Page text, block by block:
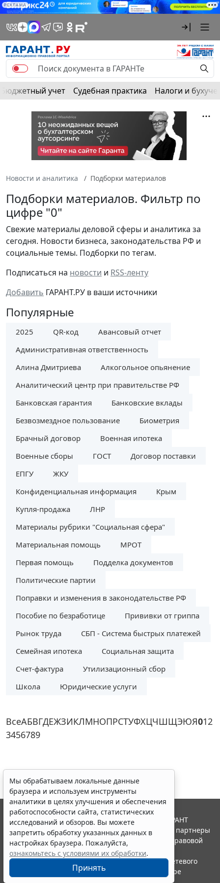
РЕКЛАМА
Бюджетный учет Судебная практика Налоги и
Новости и аналитика Подборки материалов
Подборки материалов. Фильтр по
цифре "0"
Cвежие материалы деловой сферы и аналитика за
сегодня. Новости бизнеса, законодательства РФ и
социальные темы. Подборки по тегам.
Подписаться на новости и RSS-ленту
Добавить ГАРАНТ.РУ в ваши источники
Популярные
2025 QR-код
Авансовый отчет
Административная ответственность
Алина Дмитриева
Алкогольное опьянение
Аналитический центр при правительстве РФ
Банковская гарантия
Банковские вклады
Безвозмездное пользование
Биометрия
Брачный договор
Военная ипотека
Военные сборы
ГОСТ
Договор поставки
ЕПГУ
ЖКУ
Конфиденциальная информация
Крым
Купля-продажа
ЛНР
Материалы рубрики "Социальная сфера"
Материальная помощь
МРОТ
Первая помощь
Подделка документов
Политические партии
Поправки и изменения в законодательстве РФ
Пособие по безработице
Прививки от гриппа
Рынок труда
СБП - Система быстрых платежей
Семейная ипотека
Социальная защита
Счет-фактура
Утилизационный сбор
Школа
Юридические услуги
ВсеАБВГДЕЖЗИКЛМНОПРСТУФХЦЧШЩЭЮЯ012
3456789
Мы обрабатываем локальные данные
браузера и используем инструменты
аналитики в целях улучшения и обеспечения
работоспособности сайта, статистических
исследований и обзоров. Вы можете
запретить обработку указанных данных в
настройках браузера. Пожалуйста,
ознакомьтесь с условиями их обработки.
Принять
© ООО "НПП "ГАРАНТ-СЕРВИС", 2026. Система ГАРАНТ
выпускается с 1990 года. Компания "Гарант" и ее партнеры
являются участниками Российской ассоциации правовой
информации ГАРАНТ.
Портал ГАРАНТ.РУ зарегистрирован в качестве сетевого
издания Федеральной службой по надзору в сфере